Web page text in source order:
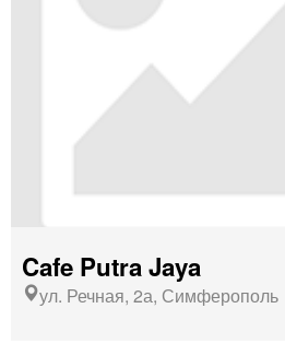
Cafe Putra Jaya
ул. Речная, 2а, Симферополь